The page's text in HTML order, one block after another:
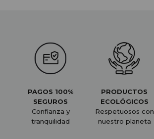
PAGOS 100%
SEGUROS
Confianza y
tranquilidad
PRODUCTOS
ECOLÓGICOS
Respetuosos con
nuestro planeta